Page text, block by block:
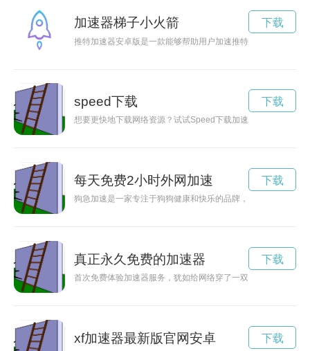
加速器梯子小火箭
推特加速器安卓版是一款能够帮助用户加速推特页面加载速度
下载
speed下载
想要更快地下载网络资源？试试Speed下载加速器吧！通过优
下载
每天免费2小时外网加速
狗急加速是一家专注于狗狗健康和快乐的品牌，他们的官网提
下载
真正永久免费的加速器
首次免费体验加速器服务，犹如给网络穿了一双翅膀，让你畅
下载
xf加速器最新版官网安卓 下载